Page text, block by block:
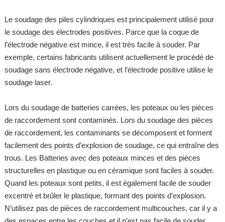
Le soudage des piles cylindriques est principalement utilisé pour
le soudage des électrodes positives. Parce que la coque de
l’électrode négative est mince, il est très facile à souder. Par
exemple, certains fabricants utilisent actuellement le procédé de
soudage sans électrode négative, et l’électrode positive utilise le
soudage laser.
Lors du soudage de batteries carrées, les poteaux ou les pièces
de raccordement sont contaminés. Lors du soudage des pièces
de raccordement, les contaminants se décomposent et forment
facilement des points d’explosion de soudage, ce qui entraîne des
trous. Les Batteries avec des poteaux minces et des pièces
structurelles en plastique ou en céramique sont faciles à souder.
Quand les poteaux sont petits, il est également facile de souder
excentré et brûler le plastique, formant des points d’explosion.
N’utilisez pas de pièces de raccordement multicouches, car il y a